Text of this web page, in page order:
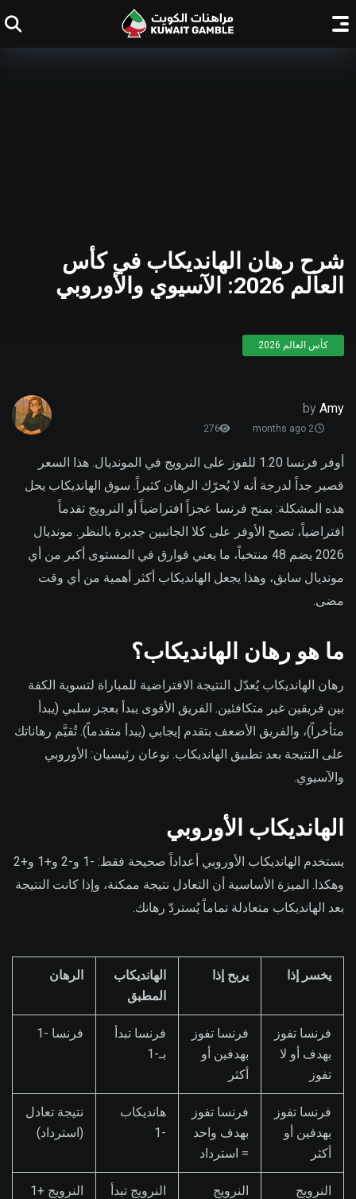
شرح رهان الهانديكاب في كأس
العالم 2026: الآسيوي والأوروبي
كأس العالم 2026
by Amy
2 months ago
276
أوفر فرنسا 1.20 للفوز على النرويج في المونديال. هذا السعر
قصير جداً لدرجة أنه لا يُحرّك الرهان كثيراً. سوق الهانديكاب يحل
هذه المشكلة: بمنح فرنسا عجزاً افتراضياً أو النرويج تقدماً
افتراضياً، تصبح الأوفر على كلا الجانبين جديرة بالنظر. مونديال
2026 يضم 48 منتخباً، ما يعني فوارق في المستوى أكبر من أي
مونديال سابق، وهذا يجعل الهانديكاب أكثر أهمية من أي وقت
مضى.
ما هو رهان الهانديكاب؟
رهان الهانديكاب يُعدّل النتيجة الافتراضية للمباراة لتسوية الكفة
بين فريقين غير متكافئين. الفريق الأقوى يبدأ بعجز سلبي (يبدأ
متأخراً)، والفريق الأضعف بتقدم إيجابي (يبدأ متقدماً). تُقيَّم رهاناتك
على النتيجة بعد تطبيق الهانديكاب. نوعان رئيسيان: الأوروبي
والآسيوي.
الهانديكاب الأوروبي
يستخدم الهانديكاب الأوروبي أعداداً صحيحة فقط: -1 و-2 و+1 و+2
وهكذا. الميزة الأساسية أن التعادل نتيجة ممكنة، وإذا كانت النتيجة
بعد الهانديكاب متعادلة تماماً يُستردّ رهانك.
يخسر إذا يربح إذا
الهانديكاب
المطبق
الرهان
فرنسا تفوز
بهدف أو لا
تفوز
فرنسا تفوز
بهدفين أو
أكثر
فرنسا تبدأ
بـ-1
فرنسا -1
فرنسا تفوز
بهدفين أو
أكثر
فرنسا تفوز
بهدف واحد
= استرداد
هانديكاب
-1
نتيجة تعادل
(استرداد)
النرويج
النرويج
النرويج تبدأ
النرويج +1